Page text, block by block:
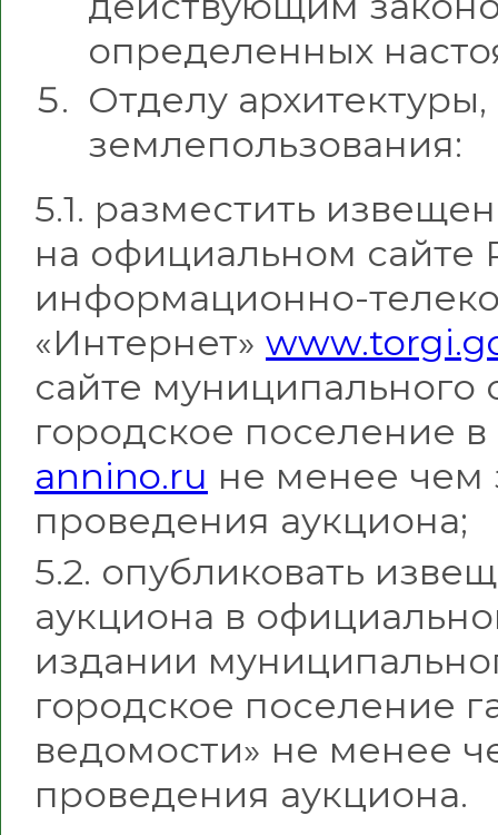
определенных
Отделу
землепользования:
5.1. разместить
на официальном сайте
информационно-
«Интернет»
сайте
городское поселение
annino.ru не менее чем
проведения аукциона;
5.2. опубликовать
аукциона в
издании
городское поселение
ведомости» не менее
проведения аукциона.